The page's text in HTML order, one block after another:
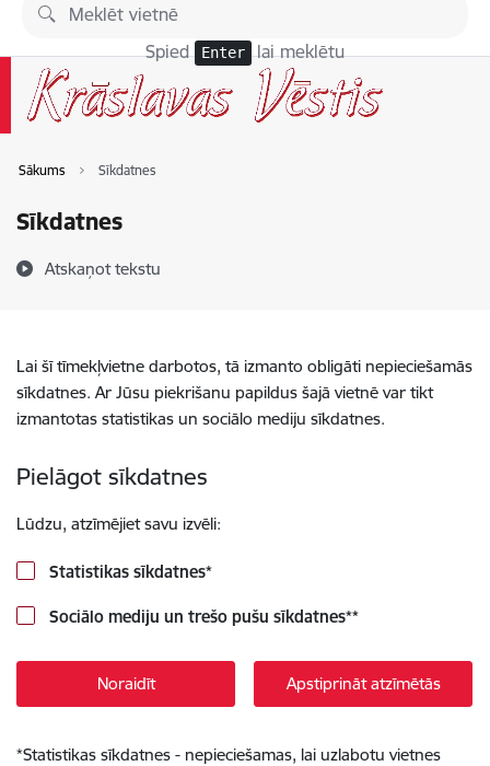
Pāriet uz lapas saturu
Spied Enter lai meklētu
Sākums Sīkdatnes
Sīkdatnes
Atskaņot tekstu
Lai šī tīmekļvietne darbotos, tā izmanto obligāti nepieciešamās
sīkdatnes. Ar Jūsu piekrišanu papildus šajā vietnē var tikt
izmantotas statistikas un sociālo mediju sīkdatnes.
Pielāgot sīkdatnes
Lūdzu, atzīmējiet savu izvēli:
Statistikas sīkdatnes*
Sociālo mediju un trešo pušu sīkdatnes**
Noraidīt Apstiprināt atzīmētās
*Statistikas sīkdatnes - nepieciešamas, lai uzlabotu vietnes